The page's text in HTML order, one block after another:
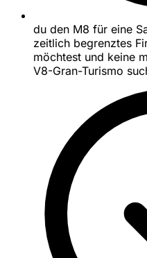
du den M8 für eine
zeitlich begrenztes
möchtest und keine
V8-Gran-Turismo